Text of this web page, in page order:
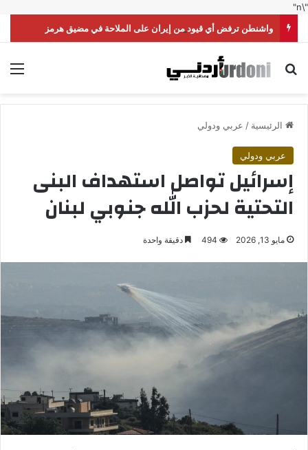
"\n"
واشنطن ترفض أي قيود من إيران على الملاحة في مضيق هرمز
بحث عن
الرئيسية / عربي ودولي
عربي ودولي
إسرائيل تواصل استهداف البنى
التحتية لحزب الله جنوبي لبنان
مايو 13, 2026 494 دقيقة واحدة